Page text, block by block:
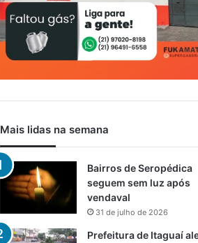
Mais lidas na semana
Bairros de Seropédica
seguem sem luz após
vendaval
31 de julho de 2026
Prefeitura de Itaguaí